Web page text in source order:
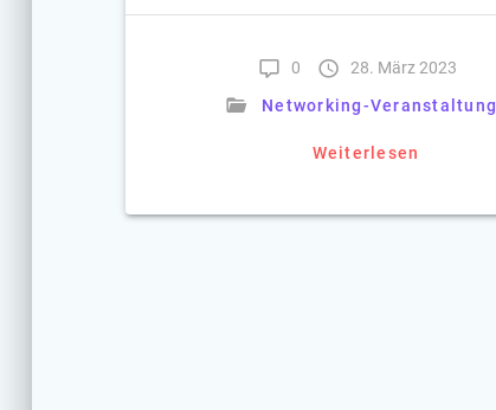
0
28. März 2023
Networking-Veranstaltung
Weiterlesen